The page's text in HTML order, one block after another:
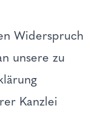
Widerspruch
unsere zu
Kanzlei